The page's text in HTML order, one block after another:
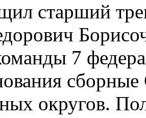
старший
7
округов.